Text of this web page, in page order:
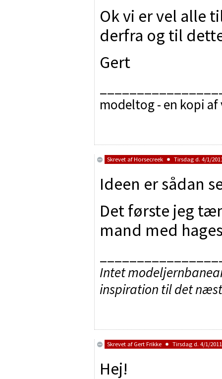
Ok vi er vel alle
derfra og til
Gert
modeltog - en kopi
Skrevet afHorsecreek Tirsdag d. 4/1/
Ideen er sådan
Det første jeg
mand med
Intet
inspiration til det
Skrevet af Gert Frikke Tirsdag d. 4/1/
Hej!